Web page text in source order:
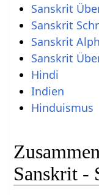
Sanskrit
Sanskrit
Sanskrit
Sanskrit
Hindi
Indien
Hinduismus
Sanskrit -